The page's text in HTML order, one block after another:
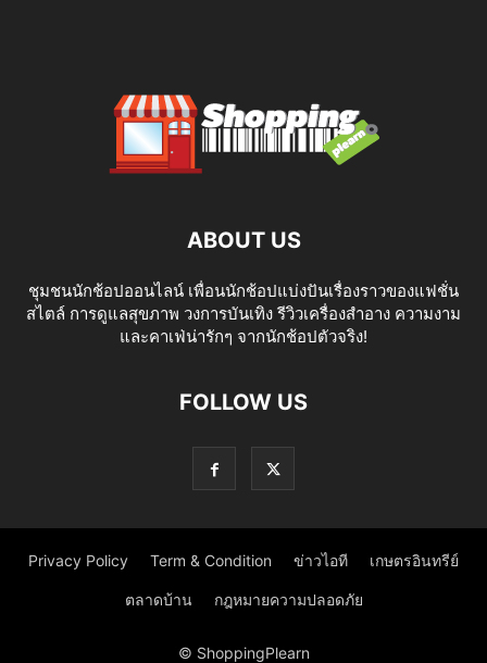
ABOUT US
ชุมชนนักช้อปออนไลน์ เพื่อนนักช้อปแบ่งปันเรื่องราวของแฟชั่น
สไตล์ การดูแลสุขภาพ วงการบันเทิง รีวิวเครื่องสำอาง ความงาม
และคาเฟ่น่ารักๆ จากนักช้อปตัวจริง!
FOLLOW US
Privacy Policy Term & Condition ข่าวไอที เกษตรอินทรีย์
ตลาดบ้าน กฎหมายความปลอดภัย
© ShoppingPlearn